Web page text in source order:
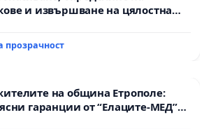
и извършване на цялостна
на републиканския път между
проход
прозрачност
на община Етрополе:
гаранции от “Елаците-МЕД”
че ще се изпълнят всички